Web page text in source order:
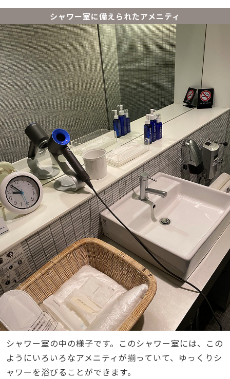
シャワー室に備えられたアメニティ
シャワー室の中の様子です。このシャワー室には、この
ようにいろいろなアメニティが揃っていて、ゆっくりシ
ャワーを浴びることができます。